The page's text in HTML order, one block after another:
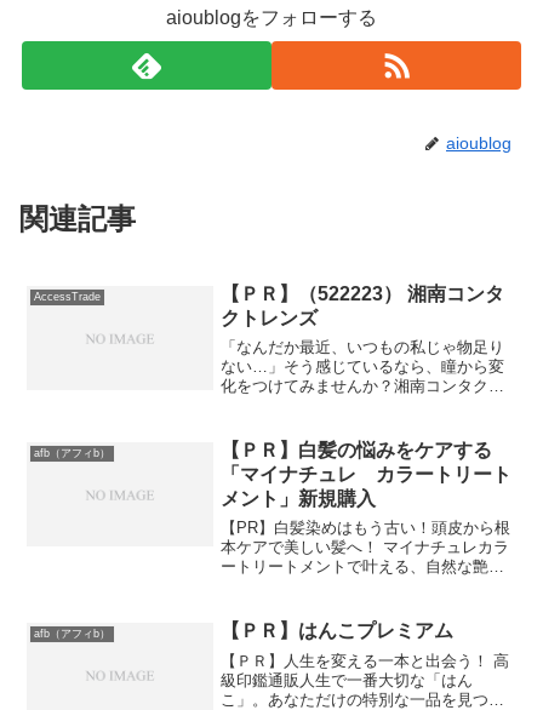
aioublogをフォローする
aioublog
関連記事
AccessTrade
【ＰＲ】（522223） 湘南コンタ
クトレンズ
「なんだか最近、いつもの私じゃ物足り
ない…」そう感じているなら、瞳から変
化をつけてみませんか？湘南コンタクト
の通販専門店です。おしゃれなカラーレ
ンズから、快適な毎日をサ...
afb（アフィb）
【ＰＲ】白髪の悩みをケアする
「マイナチュレ カラートリート
メント」新規購入
【PR】白髪染めはもう古い！頭皮から根
本ケアで美しい髪へ！ マイナチュレカラ
ートリートメントで叶える、自然な艶髪
ナチュレカラートリートメントは、3種類
の育毛有効成分と1...
afb（アフィb） 【ＰＲ】はんこプレミアム
【ＰＲ】人生を変える一本と出会う！ 高
級印鑑通販人生で一番大切な「はん
こ」。あなただけの特別な一品を見つけ